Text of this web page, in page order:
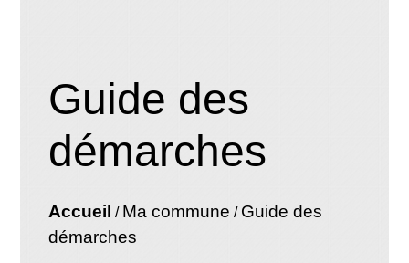
Guide des
démarches
Accueil / Ma commune / Guide des
démarches